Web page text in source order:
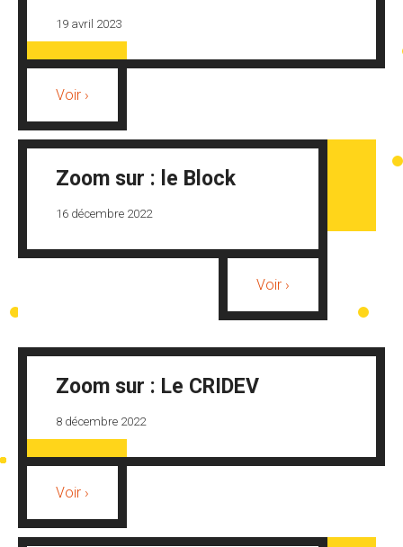
19 avril 2023
Voir ›
Zoom sur : le Block
16 décembre 2022
Voir ›
Zoom sur : Le CRIDEV
8 décembre 2022
Voir ›